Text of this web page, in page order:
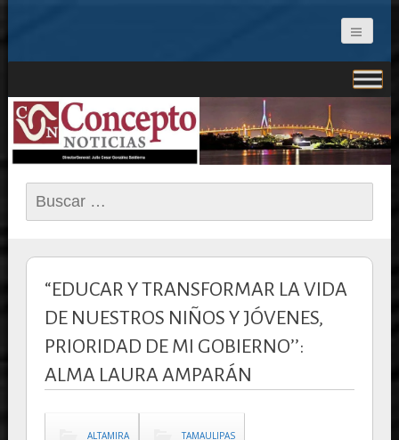
CONCEPTO NOTICIAS
Buscar:
“EDUCAR Y TRANSFORMAR LA VIDA
DE NUESTROS NIÑOS Y JÓVENES,
PRIORIDAD DE MI GOBIERNO’’:
ALMA LAURA AMPARÁN
ALTAMIRA TAMAULIPAS